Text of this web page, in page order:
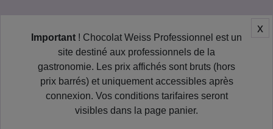
Important ! Chocolat Weiss Professionnel est un
site destiné aux professionnels de la
gastronomie. Les prix affichés sont bruts (hors
prix barrés) et uniquement accessibles après
connexion. Vos conditions tarifaires seront
visibles dans la page panier.
x